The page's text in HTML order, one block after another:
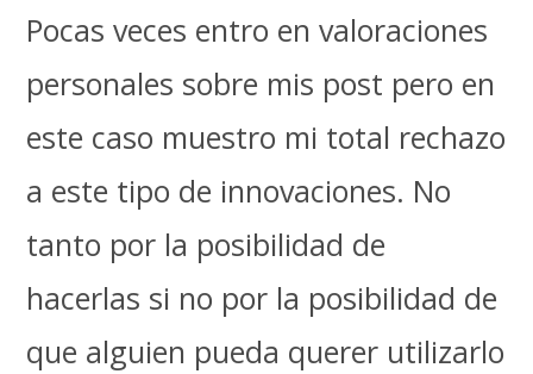
Pocas veces entro en valoraciones
personales sobre mis post pero en
este caso muestro mi total rechazo
a este tipo de innovaciones. No
tanto por la posibilidad de
hacerlas si no por la posibilidad de
que alguien pueda querer utilizarlo